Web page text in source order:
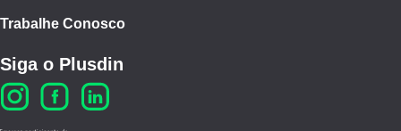
Trabalhe Conosco
Siga o Plusdin